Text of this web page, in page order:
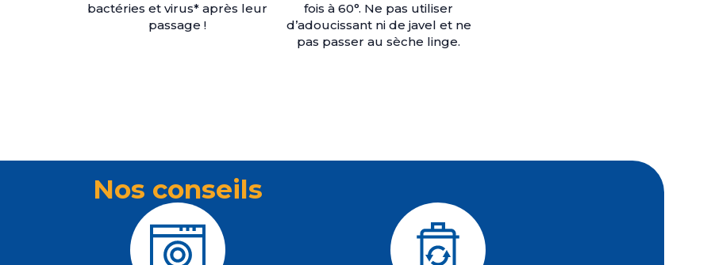
bactéries et virus* après leur
passage !
fois à 60°. Ne pas utiliser
d’adoucissant ni de javel et ne
pas passer au sèche linge.
Nos conseils